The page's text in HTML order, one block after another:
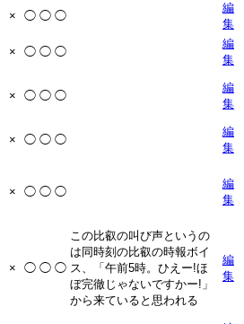
× ◯ ◯ ◯
編
集
× ◯ ◯ ◯
編
集
× ◯ ◯ ◯
編
集
× ◯ ◯ ◯
編
集
× ◯ ◯ ◯
編
集
× ◯ ◯ ◯
この比叡の叫び声というの
は同時刻の比叡の時報ボイ
ス、「午前5時。ひえー!ほ
ぼ完徹じゃないですかー!」
から来ていると思われる
編
集